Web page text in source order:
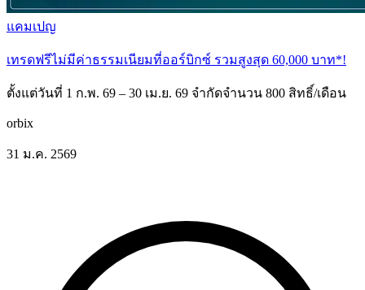
แคมเปญ
เทรดฟรีไม่มีค่าธรรมเนียมที่ออร์บิกซ์ รวมสูงสุด 60,000 บาท*!
ตั้งแต่วันที่ 1 ก.พ. 69 – 30 เม.ย. 69 จำกัดจำนวน 800 สิทธิ์/เดือน
orbix
31 ม.ค. 2569